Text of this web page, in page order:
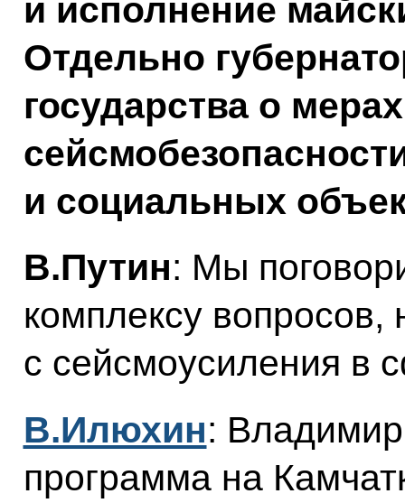
и исполнение
Отдельно
государства о
и социальных
В.Путин: Мы
комплексу
с сейсмоусиления в
В.Илюхин:
программа на